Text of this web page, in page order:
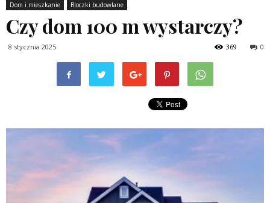
Dom i mieszkanie Bloczki budowlane
Czy dom 100 m wystarczy?
8 stycznia 2025 0
369